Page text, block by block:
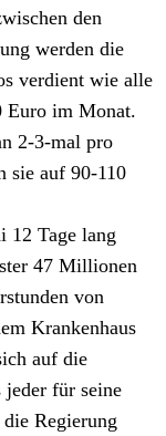
den
werden die
verdient wie alle
Euro im Monat.
2-3-mal pro
sie auf 90-110
12 Tage lang
47 Millionen
von
Krankenhaus
auf die
jeder für seine
Regierung